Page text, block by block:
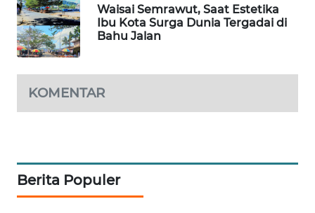
Waisai Semrawut, Saat Estetika
Ibu Kota Surga Dunia Tergadai di
Bahu Jalan
KOMENTAR
Berita Populer
ID
MAWAKA
MARTABAT
NET
WATCH